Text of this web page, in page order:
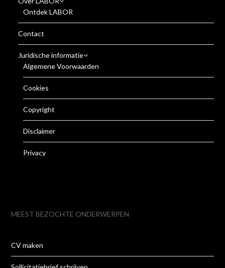
Ontdek LABOR
Contact
Juridische informatie
Algemene Voorwaarden
Cookies
Copyright
Disclaimer
Privacy
MEEST BEZOCHTE ONDERWERPEN
CV maken